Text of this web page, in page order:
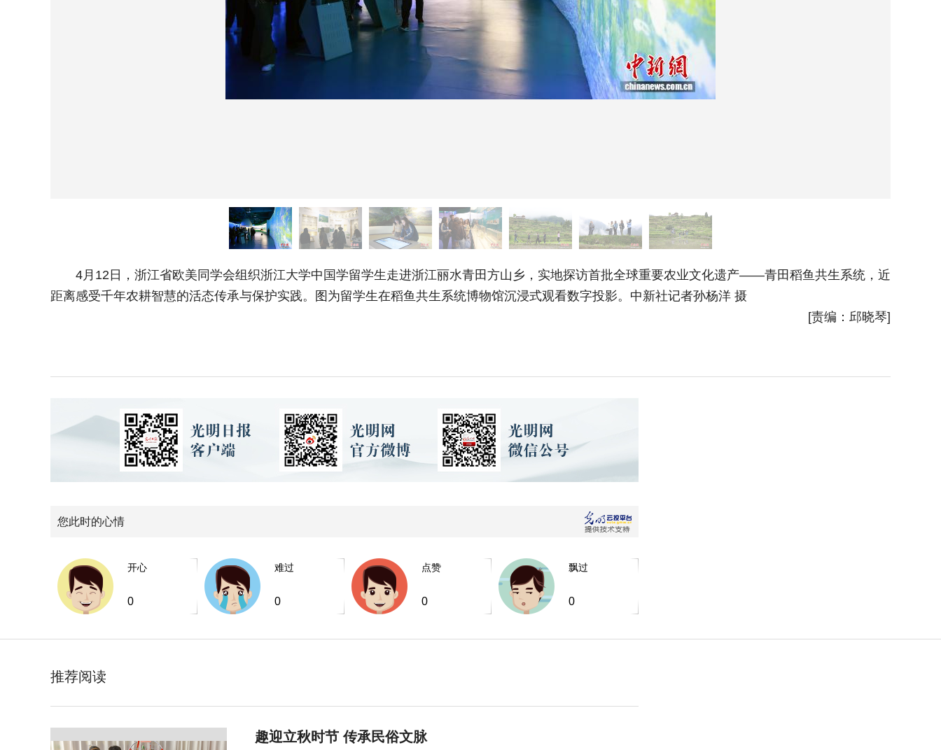
4月12日，浙江省欧美同学会组织浙江大学中国学留学生走进浙江丽水青田方山乡，实地探访首批全球重要农业文化遗产——青田稻鱼共生系统，近
距离感受千年农耕智慧的活态传承与保护实践。图为留学生在稻鱼共生系统博物馆沉浸式观看数字投影。中新社记者孙杨洋 摄
[责编：邱晓琴]
您此时的心情
开心
0
难过
0
点赞
0
飘过
0
推荐阅读
趣迎立秋时节 传承民俗文脉